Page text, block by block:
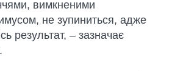
вимкненими
не зупиниться, адже
результат, – зазначає